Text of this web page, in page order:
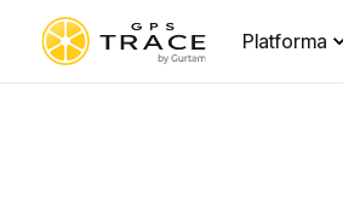
Platforma